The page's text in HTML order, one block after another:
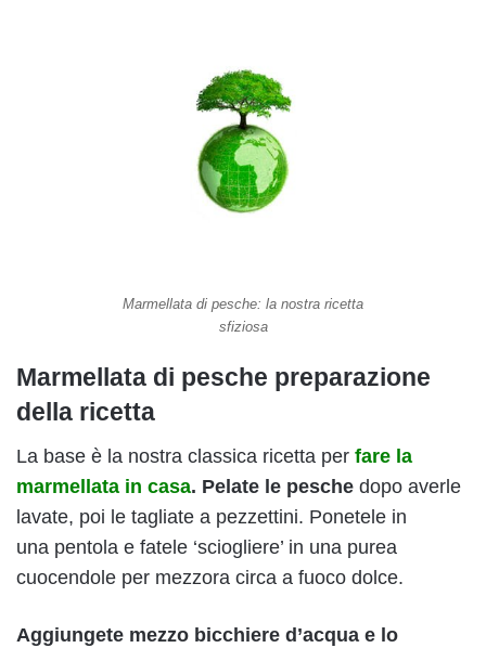
Marmellata di pesche: la nostra ricetta
sfiziosa
Marmellata di pesche preparazione
della ricetta
La base è la nostra classica ricetta per fare la
marmellata in casa. Pelate le pesche dopo averle
lavate, poi le tagliate a pezzettini. Ponetele in
una pentola e fatele ‘sciogliere’ in una purea
cuocendole per mezzora circa a fuoco dolce.
Aggiungete mezzo bicchiere d’acqua e lo